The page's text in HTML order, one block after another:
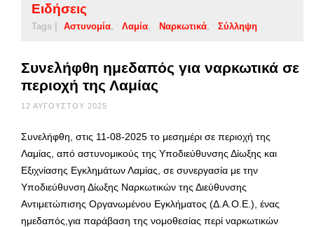
Ειδήσεις
Tags | Αστυνομία Λαμία Ναρκωτικά Σύλληψη
Συνελήφθη ημεδαπός για ναρκωτικά σε
περιοχή της Λαμίας
12 ΑΥΓΟΎΣΤΟΥ 2025
Συνελήφθη, στις 11-08-2025 το μεσημέρι σε περιοχή της
Λαμίας, από αστυνομικούς της Υποδιεύθυνσης Δίωξης και
Εξιχνίασης Εγκλημάτων Λαμίας, σε συνεργασία με την
Υποδιεύθυνση Δίωξης Ναρκωτικών της Διεύθυνσης
Αντιμετώπισης Οργανωμένου Εγκλήματος (Δ.Α.Ο.Ε.), ένας
ημεδαπός,για παράβαση της νομοθεσίας περί ναρκωτικών